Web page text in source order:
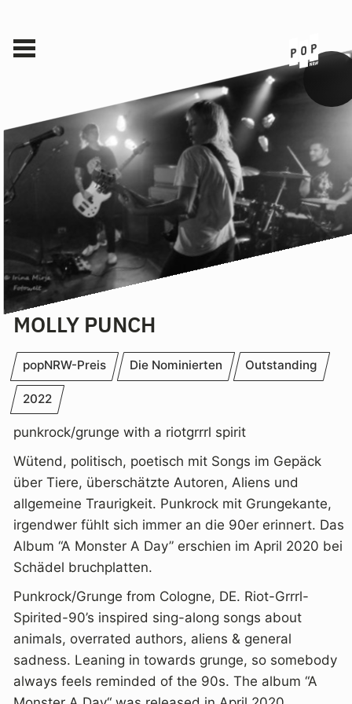
MOLLY PUNCH
popNRW-Preis Die Nominierten Outstanding
2022
punkrock/grunge with a riotgrrrl spirit
Wütend, politisch, poetisch mit Songs im Gepäck
über Tiere, überschätzte Autoren, Aliens und
allgemeine Traurigkeit. Punkrock mit Grungekante,
irgendwer fühlt sich immer an die 90er erinnert. Das
Album “A Monster A Day” erschien im April 2020 bei
Schädel bruchplatten.
Punkrock/Grunge from Cologne, DE. Riot-Grrrl-
Spirited-90’s inspired sing-along songs about
animals, overrated authors, aliens & general
sadness. Leaning in towards grunge, so somebody
always feels reminded of the 90s. The album “A